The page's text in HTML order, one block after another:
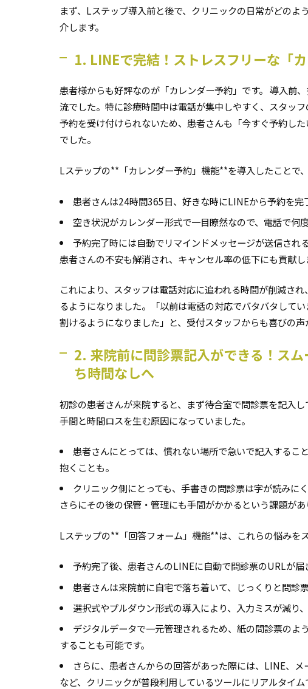
まず、Lステップ導入前と後で、クリニックの日常がどの
介します。
1. LINEで完結！ストレスフリーな「
患者様からも好評なのが「カレンダー予約」です。 導入前
流でした。特に診療時間中は電話が集中しやすく、スタッ
予約を受け付けられないため、患者さんも「今すぐ予約し
でした。
Lステップの**「カレンダー予約」機能**を導入したことで
患者さんは24時間365日、好きな時にLINEから予約を完
空き状況がカレンダー形式で一目瞭然なので、電話で何
予約完了時には自動でリマインドメッセージが送信され
患者さんの不安も解消され、キャンセル率の低下にも貢献し
これにより、スタッフは電話対応に追われる時間が削減さ
るようになりました。「以前は電話の対応でバタバタして
割けるようになりました」と、受付スタッフからも喜びの声
2. 来院前に問診票記入ができる！ス
ち時間なしへ
初診の患者さんが来院すると、まず待合室で問診票を記入
手間と時間ロスを生む原因になっていました。
患者さんにとっては、慣れない場所で急いで記入するこ
抱くことも。
クリニック側にとっても、手書きの問診票は字が読みに
さらにその後の保管・管理にも手間がかかるという課題があ
Lステップの**「回答フォーム」機能**は、これらの悩みを
予約完了後、患者さんのLINEに自動で問診票のURLが届
患者さんは来院前に自宅で落ち着いて、じっくりと問診
選択式やプルダウン形式の導入により、入力ミスが減り
デジタルデータで一元管理されるため、紙の問診票のよ
することも可能です。
さらに、患者さんからの回答があった際には、LINE、
など、クリニックが普段利用しているツールにリアルタイ